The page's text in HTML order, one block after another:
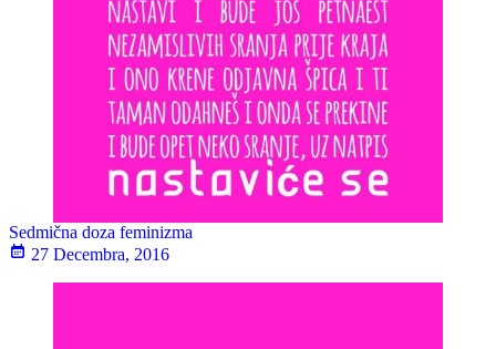
Sedmična doza feminizma
27 Decembra, 2016